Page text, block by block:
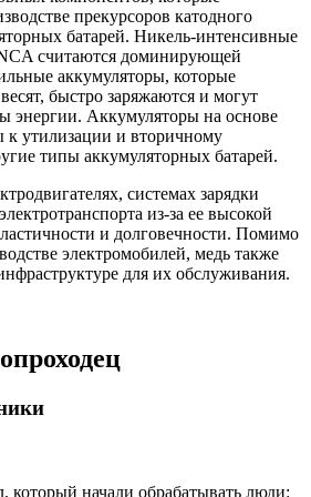
прекурсоров катодного
батарей. Никель-интенсивные
считаются доминирующей
аккумуляторы, которые
быстро заряжаются и могут
энергии. Аккумуляторы на основе
к утилизации и вторичному
типы аккумуляторных батарей.
системах зарядки
из-за ее высокой
и долговечности. Помимо
электромобилей, медь также
для их обслуживания.
начали обрабатывать люди: